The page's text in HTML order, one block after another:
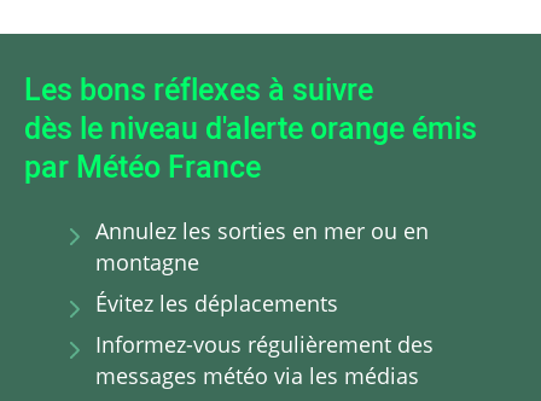
Les bons réflexes à suivre
dès le niveau d'alerte orange émis
par Météo France
Annulez les sorties en mer ou en
montagne
Évitez les déplacements
Informez-vous régulièrement des
messages météo via les médias